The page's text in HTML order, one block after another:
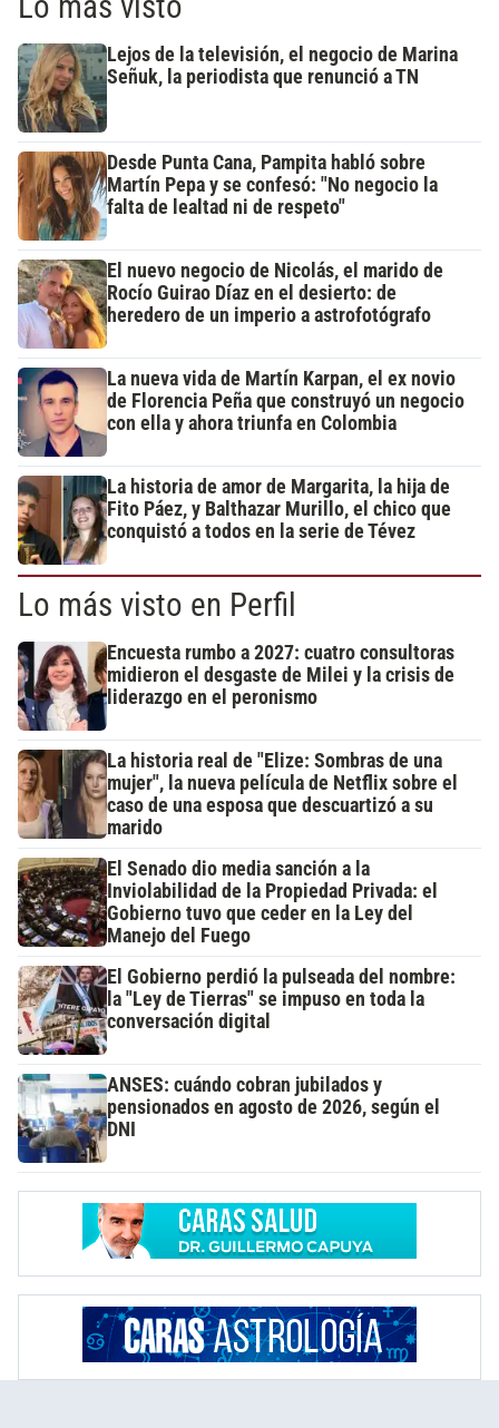
Lejos de la televisión, el negocio de Marina
Señuk, la periodista que renunció a TN
Desde Punta Cana, Pampita habló sobre
Martín Pepa y se confesó: "No negocio la
falta de lealtad ni de respeto"
El nuevo negocio de Nicolás, el marido de
Rocío Guirao Díaz en el desierto: de
heredero de un imperio a astrofotógrafo
La nueva vida de Martín Karpan, el ex novio
de Florencia Peña que construyó un negocio
con ella y ahora triunfa en Colombia
La historia de amor de Margarita, la hija de
Fito Páez, y Balthazar Murillo, el chico que
conquistó a todos en la serie de Tévez
Lo más visto en Perfil
Encuesta rumbo a 2027: cuatro consultoras
midieron el desgaste de Milei y la crisis de
liderazgo en el peronismo
La historia real de "Elize: Sombras de una
mujer", la nueva película de Netflix sobre el
caso de una esposa que descuartizó a su
marido
El Senado dio media sanción a la
Inviolabilidad de la Propiedad Privada: el
Gobierno tuvo que ceder en la Ley del
Manejo del Fuego
El Gobierno perdió la pulseada del nombre:
la "Ley de Tierras" se impuso en toda la
conversación digital
ANSES: cuándo cobran jubilados y
pensionados en agosto de 2026, según el
DNI